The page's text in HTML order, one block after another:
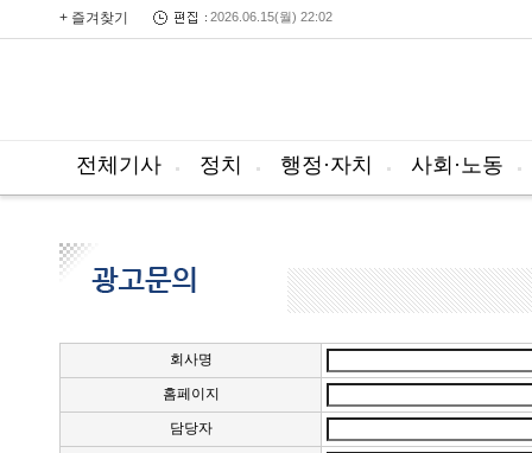
+ 즐겨찾기 2026.06.15(월) 22:02
전체기사 정치 행정·자치 사회·노동
회사명
홈페이지
담당자